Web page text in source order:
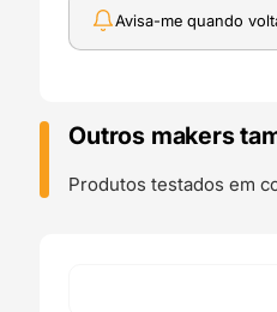
Avisa-me quando
Outros makers
Produtos testados em